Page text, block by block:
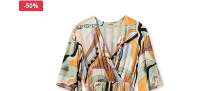
Korting
-50%